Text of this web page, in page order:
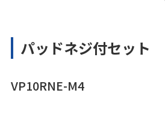
パッドネジ付セット
VP10RNE-M4